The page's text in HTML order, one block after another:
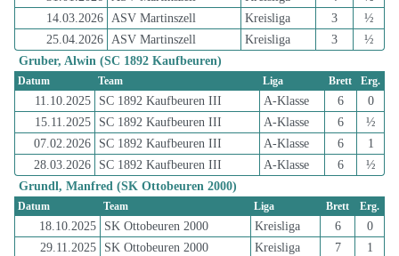
14.03.2026 ASV Martinszell Kreisliga 3
½
25.04.2026 ASV Martinszell Kreisliga 3
½
Gruber, Alwin (SC 1892 Kaufbeuren)
Datum Team Liga Brett Erg.
11.10.2025 SC 1892 Kaufbeuren III A-Klasse 6
0
15.11.2025
SC 1892 Kaufbeuren III A-Klasse 6
½
07.02.2026
SC 1892 Kaufbeuren III A-Klasse 6
1
28.03.2026
SC 1892 Kaufbeuren III A-Klasse 6
½
Grundl, Manfred (SK Ottobeuren 2000)
Datum Team Liga Brett Erg.
18.10.2025 SK Ottobeuren 2000 Kreisliga 6
0
29.11.2025
SK Ottobeuren 2000 Kreisliga 7
1